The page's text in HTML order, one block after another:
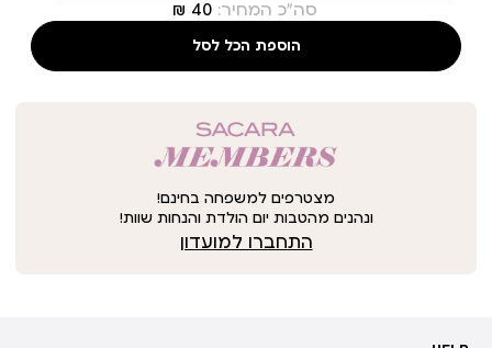
סה"כ המחיר: ‏40 ₪
הוספת הכל לסל
מצטרפים למשפחה בחינם!
ונהנים מהטבות יום הולדת והנחות שוות!
התחברו למועדון